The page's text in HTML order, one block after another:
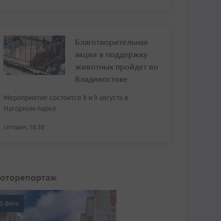
Благотворительная
акция в поддержку
животных пройдет во
Владивостоке
Мероприятие состоится 8 и 9 августа в
Нагорном парке
сегодня, 18:28
фото